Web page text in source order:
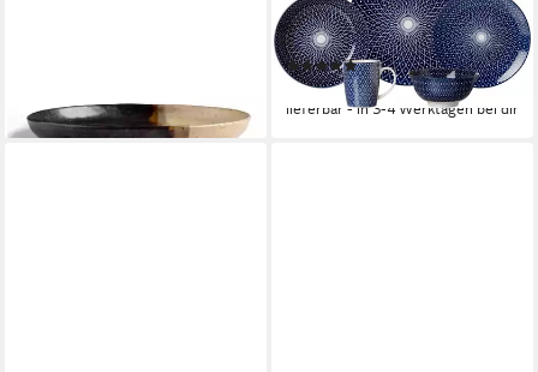
Dessertteller ROYAL REIKO,
(4 St), Teller Set, Keramik
(2)
ab 47,50 €
lieferbar - in 3-4 Werktagen bei dir